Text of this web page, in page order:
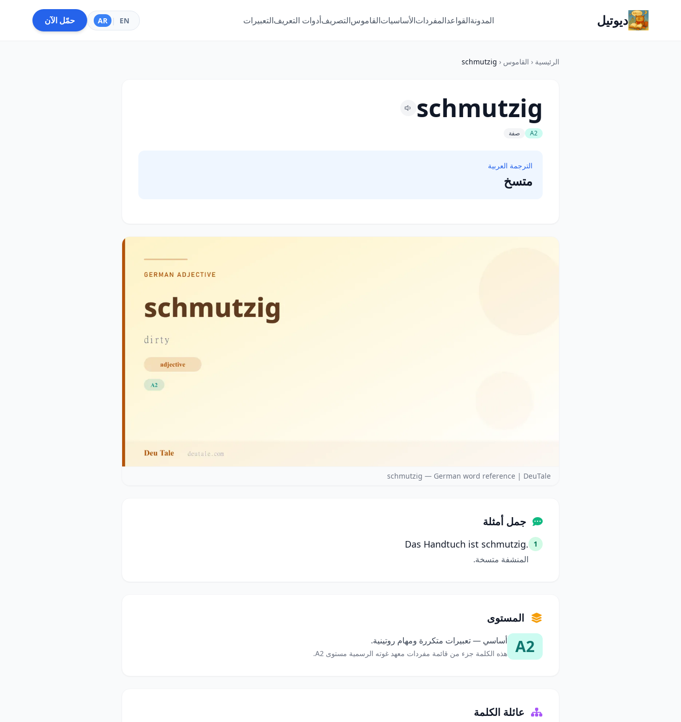
ديوتيل المدونةالقواعدالمفرداتالأساسياتالقاموسالتصريفأدوات التعريفالتعبيرات EN
|
AR حمّل الآن
الرئيسية ‹ القاموس ‹
schmutzig
schmutzig
A2 صفة
الترجمة العربية
متسخ
schmutzig — German word reference | DeuTale
جمل أمثلة
1
Das Handtuch ist schmutzig.
المنشفة متسخة.
المستوى
A2 أساسي — تعبيرات متكررة ومهام روتينية.
هذه الكلمة جزء من قائمة مفردات معهد غوته الرسمية مستوى A2.
عائلة الكلمة